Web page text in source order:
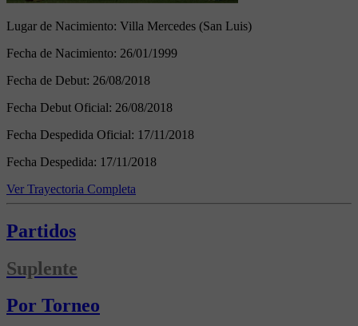
Lugar de Nacimiento: Villa Mercedes (San Luis)
Fecha de Nacimiento: 26/01/1999
Fecha de Debut: 26/08/2018
Fecha Debut Oficial: 26/08/2018
Fecha Despedida Oficial: 17/11/2018
Fecha Despedida: 17/11/2018
Ver Trayectoria Completa
Partidos
Suplente
Por Torneo